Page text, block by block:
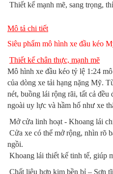
Thiết kế mạnh mẽ, sang trọng,
Mô tả chi tiết
Siêu phẩm mô hình xe đầu kéo
Thiết kế chân thực, mạnh mẽ
Mô hình xe đầu kéo tỷ lệ 1:24
của dòng xe tải hạng nặng Mỹ.
nét, buồng lái rộng rãi, tất cả
ngoài uy lực và hầm hố như xe
Mở cửa linh hoạt - Khoang lái
Cửa xe có thể mở rộng, nhìn rõ
ngồi.
Khoang lái thiết kế tinh tế, giúp
Chất liệu hợp kim bền bỉ – Sơn